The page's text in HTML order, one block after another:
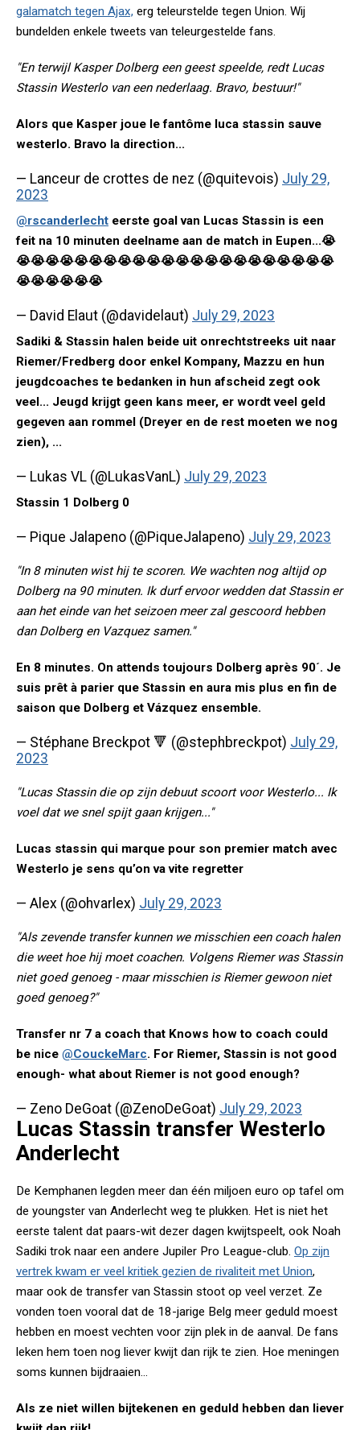
galamatch tegen Ajax, erg teleurstelde tegen Union. Wij
bundelden enkele tweets van teleurgestelde fans.
"En terwijl Kasper Dolberg een geest speelde, redt Lucas
Stassin Westerlo van een nederlaag. Bravo, bestuur!"
Alors que Kasper joue le fantôme luca stassin sauve
westerlo. Bravo la direction...
— Lanceur de crottes de nez (@quitevois) July 29,
2023
@rscanderlecht eerste goal van Lucas Stassin is een
feit na 10 minuten deelname aan de match in Eupen...😭
😭😭😭😭😭😭😭😭😭😭😭😭😭😭😭😭😭😭😭😭😭😭
😭😭😭😭😭😭
— David Elaut (@davidelaut) July 29, 2023
Sadiki & Stassin halen beide uit onrechtstreeks uit naar
Riemer/Fredberg door enkel Kompany, Mazzu en hun
jeugdcoaches te bedanken in hun afscheid zegt ook
veel... Jeugd krijgt geen kans meer, er wordt veel geld
gegeven aan rommel (Dreyer en de rest moeten we nog
zien), ...
— Lukas VL (@LukasVanL) July 29, 2023
Stassin 1 Dolberg 0
— Pique Jalapeno (@PiqueJalapeno) July 29, 2023
"In 8 minuten wist hij te scoren. We wachten nog altijd op
Dolberg na 90 minuten. Ik durf ervoor wedden dat Stassin er
aan het einde van het seizoen meer zal gescoord hebben
dan Dolberg en Vazquez samen."
En 8 minutes. On attends toujours Dolberg après 90´. Je
suis prêt à parier que Stassin en aura mis plus en fin de
saison que Dolberg et Vázquez ensemble.
— Stéphane Breckpot 🔻 (@stephbreckpot) July 29,
2023
"Lucas Stassin die op zijn debuut scoort voor Westerlo... Ik
voel dat we snel spijt gaan krijgen..."
Lucas stassin qui marque pour son premier match avec
Westerlo je sens qu’on va vite regretter
— Alex (@ohvarlex) July 29, 2023
"Als zevende transfer kunnen we misschien een coach halen
die weet hoe hij moet coachen. Volgens Riemer was Stassin
niet goed genoeg - maar misschien is Riemer gewoon niet
goed genoeg?"
Transfer nr 7 a coach that Knows how to coach could
be nice @CouckeMarc. For Riemer, Stassin is not good
enough- what about Riemer is not good enough?
— Zeno DeGoat (@ZenoDeGoat) July 29, 2023
Lucas Stassin transfer Westerlo
Anderlecht
De Kemphanen legden meer dan één miljoen euro op tafel om
de youngster van Anderlecht weg te plukken. Het is niet het
eerste talent dat paars-wit dezer dagen kwijtspeelt, ook Noah
Sadiki trok naar een andere Jupiler Pro League-club. Op zijn
vertrek kwam er veel kritiek gezien de rivaliteit met Union,
maar ook de transfer van Stassin stoot op veel verzet. Ze
vonden toen vooral dat de 18-jarige Belg meer geduld moest
hebben en moest vechten voor zijn plek in de aanval. De fans
leken hem toen nog liever kwijt dan rijk te zien. Hoe meningen
soms kunnen bijdraaien...
Als ze niet willen bijtekenen en geduld hebben dan liever